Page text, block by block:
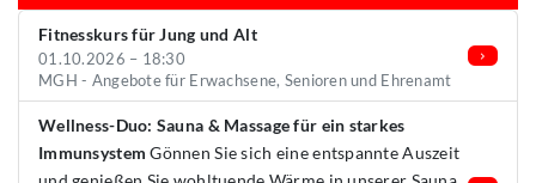
Fitnesskurs für Jung und Alt
01.10.2026 – 18:30
MGH - Angebote für Erwachsene, Senioren und Ehrenamt
Wellness-Duo: Sauna & Massage für ein starkes
Immunsystem Gönnen Sie sich eine entspannte Auszeit